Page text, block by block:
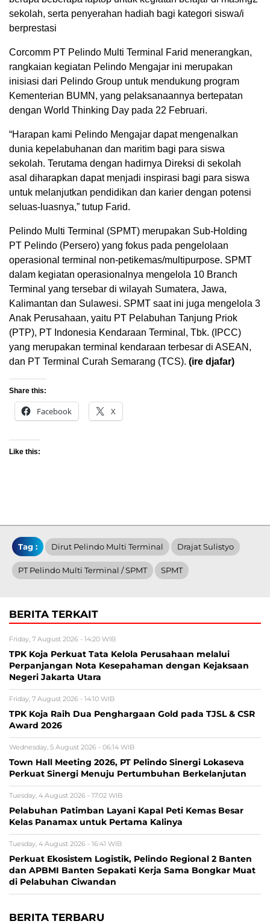
sekolah, serta penyerahan hadiah bagi kategori siswa/i
berprestasi
Corcomm PT Pelindo Multi Terminal Farid menerangkan,
rangkaian kegiatan Pelindo Mengajar ini merupakan
inisiasi dari Pelindo Group untuk mendukung program
Kementerian BUMN, yang pelaksanaannya bertepatan
dengan World Thinking Day pada 22 Februari.
“Harapan kami Pelindo Mengajar dapat mengenalkan
dunia kepelabuhanan dan maritim bagi para siswa
sekolah. Terutama dengan hadirnya Direksi di sekolah
asal diharapkan dapat menjadi inspirasi bagi para siswa
untuk melanjutkan pendidikan dan karier dengan potensi
seluas-luasnya,” tutup Farid.
Pelindo Multi Terminal (SPMT) merupakan Sub-Holding
PT Pelindo (Persero) yang fokus pada pengelolaan
operasional terminal non-petikemas/multipurpose. SPMT
dalam kegiatan operasionalnya mengelola 10 Branch
Terminal yang tersebar di wilayah Sumatera, Jawa,
Kalimantan dan Sulawesi. SPMT saat ini juga mengelola 3
Anak Perusahaan, yaitu PT Pelabuhan Tanjung Priok
(PTP), PT Indonesia Kendaraan Terminal, Tbk. (IPCC)
yang merupakan terminal kendaraan terbesar di ASEAN,
dan PT Terminal Curah Semarang (TCS). (ire djafar)
Share this:
Facebook X
Like this:
Tag : Dirut Pelindo Multi Terminal Drajat Sulistyo
PT Pelindo Multi Terminal / SPMT SPMT
BERITA TERKAIT
Friday, 7 August 2026 - 14:20 WIB
TPK Koja Perkuat Tata Kelola Perusahaan melalui
Perpanjangan Nota Kesepahaman dengan Kejaksaan
Negeri Jakarta Utara
Friday, 7 August 2026 - 14:10 WIB
TPK Koja Raih Dua Penghargaan Gold pada TJSL & CSR
Award 2026
Wednesday, 5 August 2026 - 06:14 WIB
Town Hall Meeting 2026, PT Pelindo Sinergi Lokaseva
Perkuat Sinergi Menuju Pertumbuhan Berkelanjutan
Tuesday, 4 August 2026 - 17:02 WIB
Pelabuhan Patimban Layani Kapal Peti Kemas Besar
Kelas Panamax untuk Pertama Kalinya
Tuesday, 4 August 2026 - 16:41 WIB
Perkuat Ekosistem Logistik, Pelindo Regional 2 Banten
dan APBMI Banten Sepakati Kerja Sama Bongkar Muat
di Pelabuhan Ciwandan
BERITA TERBARU